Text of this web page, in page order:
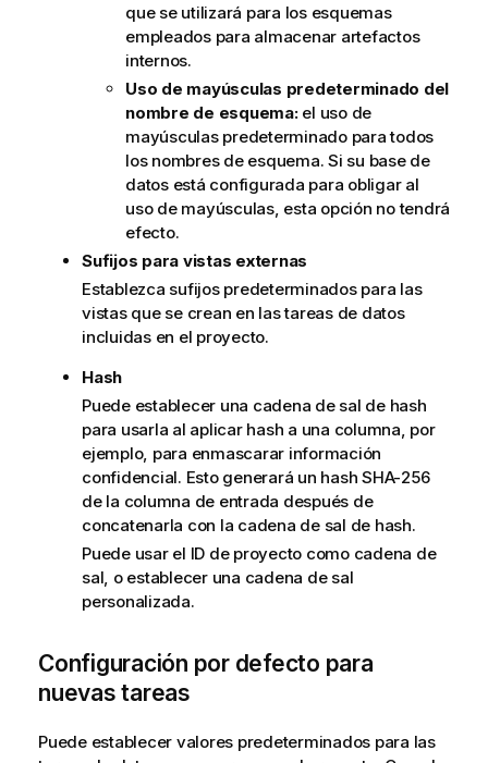
que se utilizará para los esquemas
empleados para almacenar artefactos
internos.
Uso de mayúsculas predeterminado del
nombre de esquema: el uso de
mayúsculas predeterminado para todos
los nombres de esquema. Si su base de
datos está configurada para obligar al
uso de mayúsculas, esta opción no tendrá
efecto.
Sufijos para vistas externas
Establezca sufijos predeterminados para las
vistas que se crean en las tareas de datos
incluidas en el proyecto.
Hash
Puede establecer una cadena de sal de hash
para usarla al aplicar hash a una columna, por
ejemplo, para enmascarar información
confidencial. Esto generará un hash SHA-256
de la columna de entrada después de
concatenarla con la cadena de sal de hash.
Puede usar el ID de proyecto como cadena de
sal, o establecer una cadena de sal
personalizada.
Configuración por defecto para
nuevas tareas
Puede establecer valores predeterminados para las